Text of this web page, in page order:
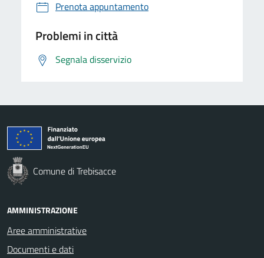
Prenota appuntamento
Problemi in città
Segnala disservizio
Comune di Trebisacce
AMMINISTRAZIONE
Aree amministrative
Documenti e dati